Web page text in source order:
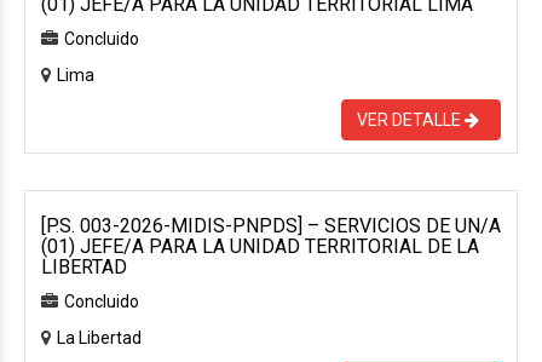
Concluido
Lima
VER DETALLE
[P.S. 003-2026-MIDIS-PNPDS] – SERVICIOS DE UN/A
(01) JEFE/A PARA LA UNIDAD TERRITORIAL DE LA
LIBERTAD
Concluido
La Libertad